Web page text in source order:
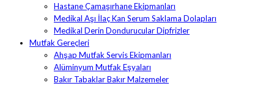
Hastane Çamaşırhane Ekipmanları
Medikal Aşı İlaç Kan Serum Saklama Dolapları
Medikal Derin Dondurucular Dipfrizler
Mutfak Gereçleri
Ahşap Mutfak Servis Ekipmanları
Alüminyum Mutfak Eşyaları
Bakır Tabaklar Bakır Malzemeler